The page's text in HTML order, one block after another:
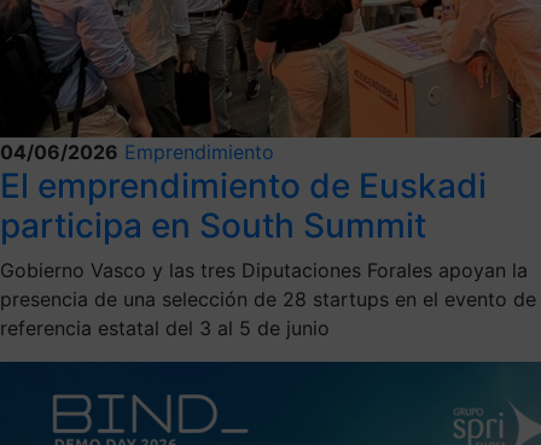
04/06/2026 Emprendimiento
El emprendimiento de Euskadi
participa en South Summit
Gobierno Vasco y las tres Diputaciones Forales apoyan la
presencia de una selección de 28 startups en el evento de
referencia estatal del 3 al 5 de junio